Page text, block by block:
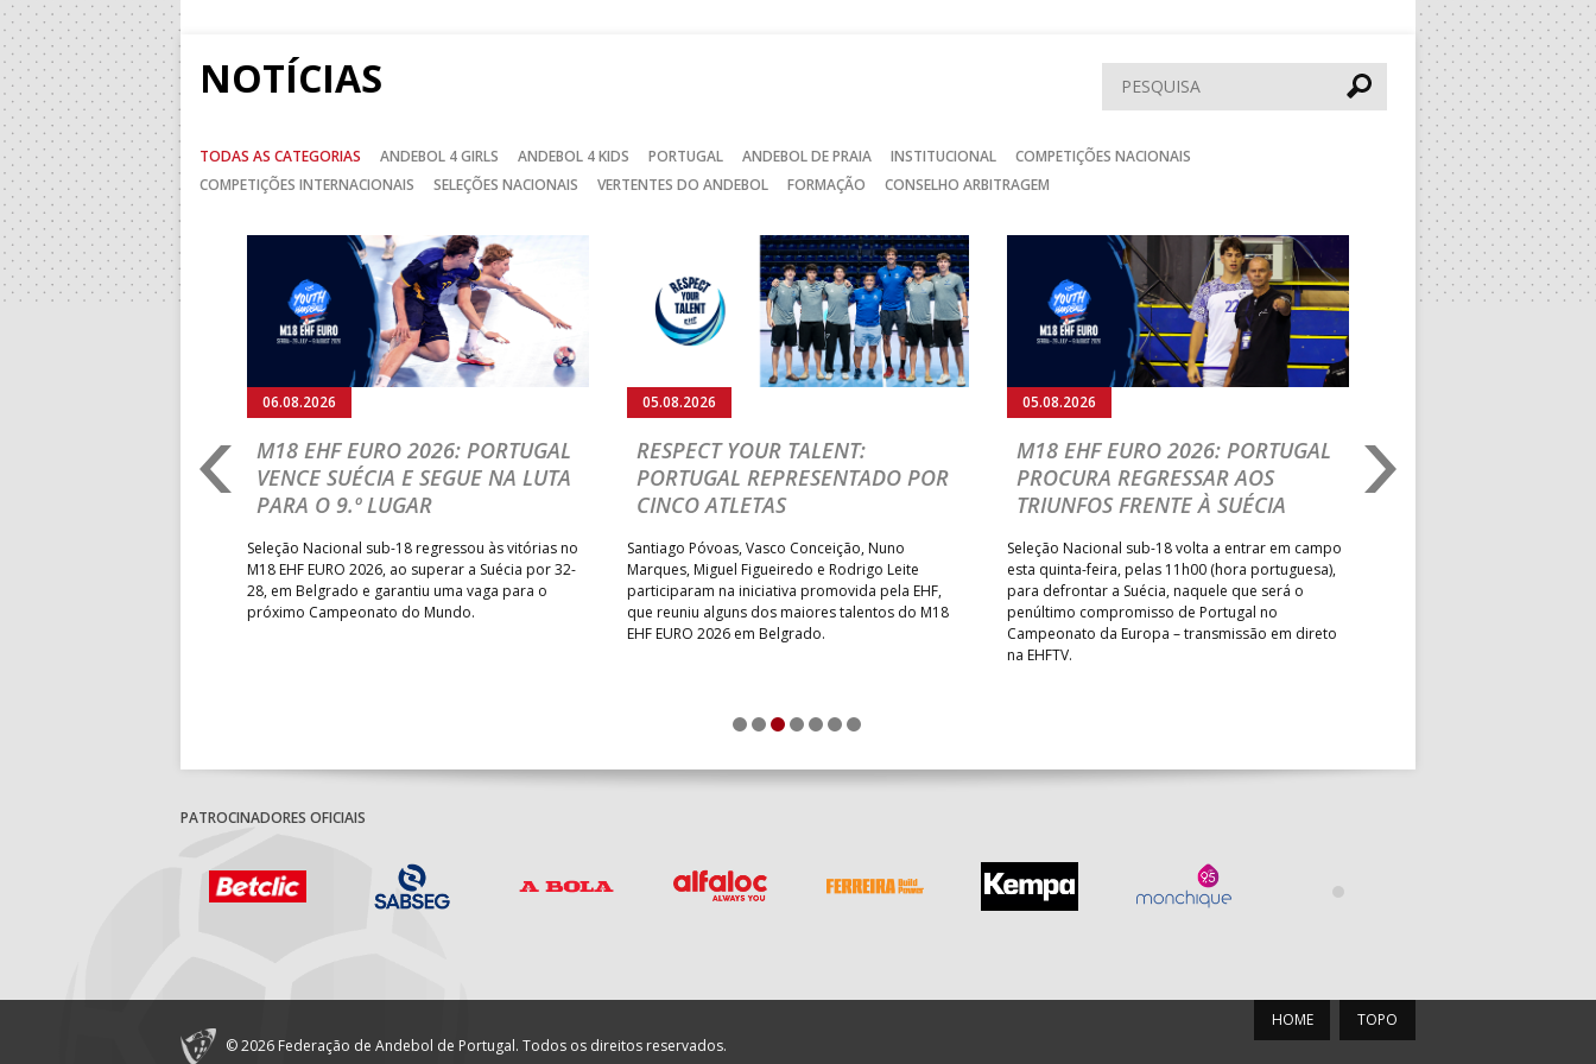
NOTÍCIAS Pesquisar
TODAS AS CATEGORIAS ANDEBOL 4 GIRLS ANDEBOL 4 KIDS PORTUGAL ANDEBOL DE PRAIA INSTITUCIONAL
COMPETIÇÕES NACIONAIS
COMPETIÇÕES INTERNACIONAIS
SELEÇÕES NACIONAIS VERTENTES DO ANDEBOL FORMAÇÃO CONSELHO ARBITRAGEM
06.08.2026
M18 EHF EURO 2026: PORTUGAL
VENCE SUÉCIA E SEGUE NA LUTA
PARA O 9.º LUGAR
Seleção Nacional sub-18 regressou às vitórias no
M18 EHF EURO 2026, ao superar a Suécia por 32-
28, em Belgrado e garantiu uma vaga para o
próximo Campeonato do Mundo.
05.08.2026
RESPECT YOUR TALENT:
PORTUGAL REPRESENTADO POR
CINCO ATLETAS
Santiago Póvoas, Vasco Conceição, Nuno
Marques, Miguel Figueiredo e Rodrigo Leite
participaram na iniciativa promovida pela EHF,
que reuniu alguns dos maiores talentos do M18
EHF EURO 2026 em Belgrado.
05.08.2026
M18 EHF EURO 2026: PORTUGAL
PROCURA REGRESSAR AOS
TRIUNFOS FRENTE À SUÉCIA
Seleção Nacional sub-18 volta a entrar em campo
esta quinta-feira, pelas 11h00 (hora portuguesa),
para defrontar a Suécia, naquele que será o
penúltimo compromisso de Portugal no
Campeonato da Europa – transmissão em direto
na EHFTV.
Seguinte
1 2 3 4 5 6 7
PATROCINADORES OFICIAIS
TOPO
HOME
© 2026 Federação de Andebol de Portugal. Todos os direitos reservados.